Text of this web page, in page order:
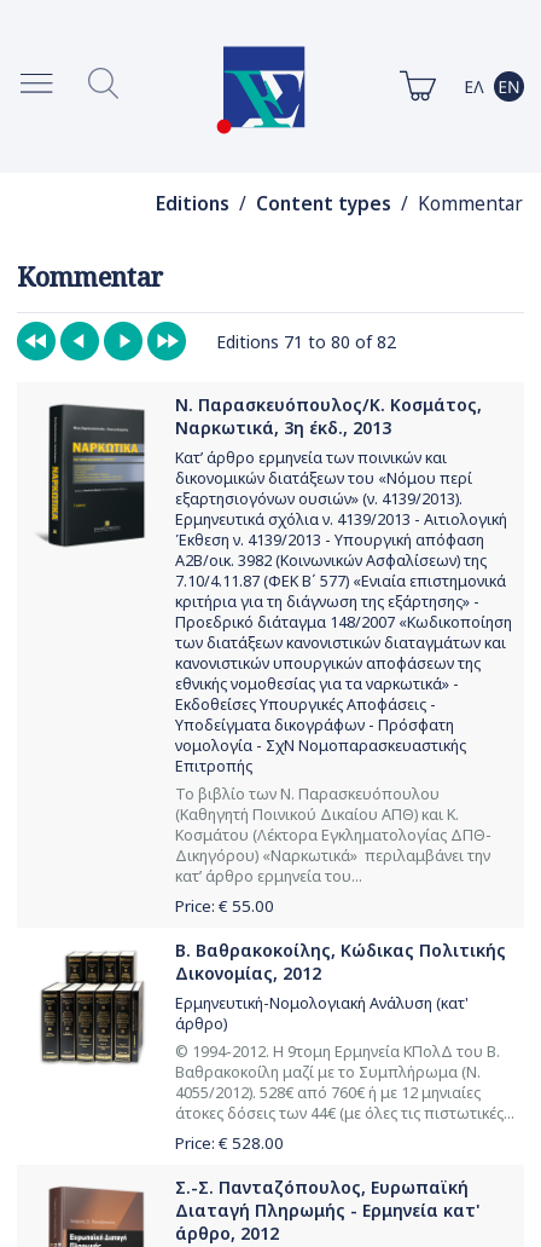
Editions / Content types / Kommentar
Kommentar
Editions 71 to 80 of 82
Ν. Παρασκευόπουλος/Κ. Κοσμάτος,
Ναρκωτικά, 3η έκδ., 2013
Κατ’ άρθρο ερμηνεία των ποινικών και
δικονομικών διατάξεων του «Νόμου περί
εξαρτησιογόνων ουσιών» (ν. 4139/2013).
Ερμηνευτικά σχόλια ν. 4139/2013 - Αιτιολογική
Έκθεση ν. 4139/2013 - Υπουργική απόφαση
Α2Β/οικ. 3982 (Κοινωνικών Ασφαλίσεων) της
7.10/4.11.87 (ΦΕΚ Β΄ 577) «Ενιαία επιστημονικά
κριτήρια για τη διάγνωση της εξάρτησης» -
Προεδρικό διάταγμα 148/2007 «Κωδικοποίηση
των διατάξεων κανονιστικών διαταγμάτων και
κανονιστικών υπουργικών αποφάσεων της
εθνικής νομοθεσίας για τα ναρκωτικά» -
Εκδοθείσες Υπουργικές Αποφάσεις -
Υποδείγματα δικογράφων - Πρόσφατη
νομολογία - ΣχΝ Νομοπαρασκευαστικής
Επιτροπής
Το βιβλίο των Ν. Παρασκευόπουλου
(Καθηγητή Ποινικού Δικαίου ΑΠΘ) και Κ.
Κοσμάτου (Λέκτορα Εγκληματολογίας ΔΠΘ-
Δικηγόρου) «Ναρκωτικά» περιλαμβάνει την
κατ’ άρθρο ερμηνεία του...
Price: € 55.00
Β. Βαθρακοκοίλης, Κώδικας Πολιτικής
Δικονομίας, 2012
Ερμηνευτική-Νομολογιακή Ανάλυση (κατ'
άρθρο)
© 1994-2012. Η 9τομη Ερμηνεία ΚΠολΔ του Β.
Βαθρακοκοίλη μαζί με το Συμπλήρωμα (Ν.
4055/2012). 528€ από 760€ ή με 12 μηνιαίες
άτοκες δόσεις των 44€ (με όλες τις πιστωτικές...
Price: € 528.00
Σ.-Σ. Πανταζόπουλος, Ευρωπαϊκή
Διαταγή Πληρωμής - Ερμηνεία κατ'
άρθρο, 2012